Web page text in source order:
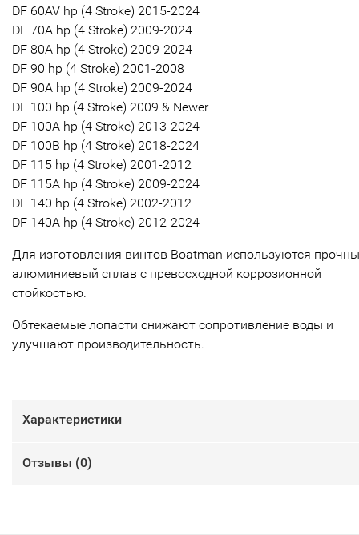
DF 60AV hp (4 Stroke) 2015-2024
DF 70A hp (4 Stroke) 2009-2024
DF 80A hp (4 Stroke) 2009-2024
DF 90 hp (4 Stroke) 2001-2008
DF 90A hp (4 Stroke) 2009-2024
DF 100 hp (4 Stroke) 2009 & Newer
DF 100A hp (4 Stroke) 2013-2024
DF 100B hp (4 Stroke) 2018-2024
DF 115 hp (4 Stroke) 2001-2012
DF 115A hp (4 Stroke) 2009-2024
DF 140 hp (4 Stroke) 2002-2012
DF 140A hp (4 Stroke) 2012-2024
Для изготовления винтов Boatman используются
алюминиевый сплав с превосходной коррозионной
стойкостью.
Обтекаемые лопасти снижают сопротивление воды и
улучшают производительность.
Характеристики
Отзывы (0)